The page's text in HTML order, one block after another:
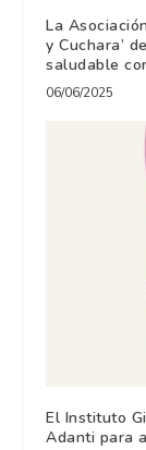
La
y Cuchara’
saludable
06/06/2025
El Instituto
Adanti para